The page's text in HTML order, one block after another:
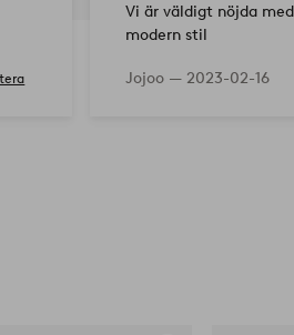
Vi är väldigt nöjda
modern stil
Jojoo — 2023-02-16